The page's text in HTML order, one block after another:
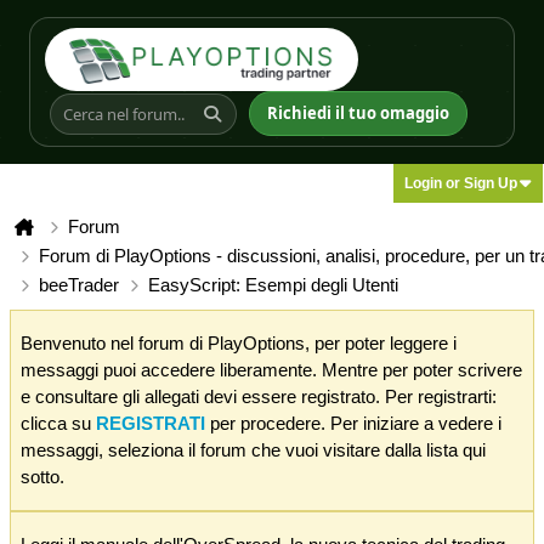
Richiedi il tuo omaggio
Login or Sign Up
Forum
Forum di PlayOptions - discussioni, analisi, procedure, per un
beeTrader
EasyScript: Esempi degli Utenti
Benvenuto nel forum di PlayOptions, per poter leggere i
messaggi puoi accedere liberamente. Mentre per poter scrivere
e consultare gli allegati devi essere registrato. Per registrarti:
clicca su REGISTRATI per procedere. Per iniziare a vedere i
messaggi, seleziona il forum che vuoi visitare dalla lista qui
sotto.